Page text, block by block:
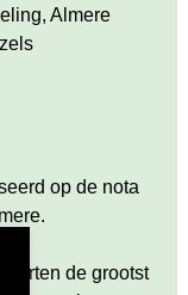
Almere
op de nota
de grootst